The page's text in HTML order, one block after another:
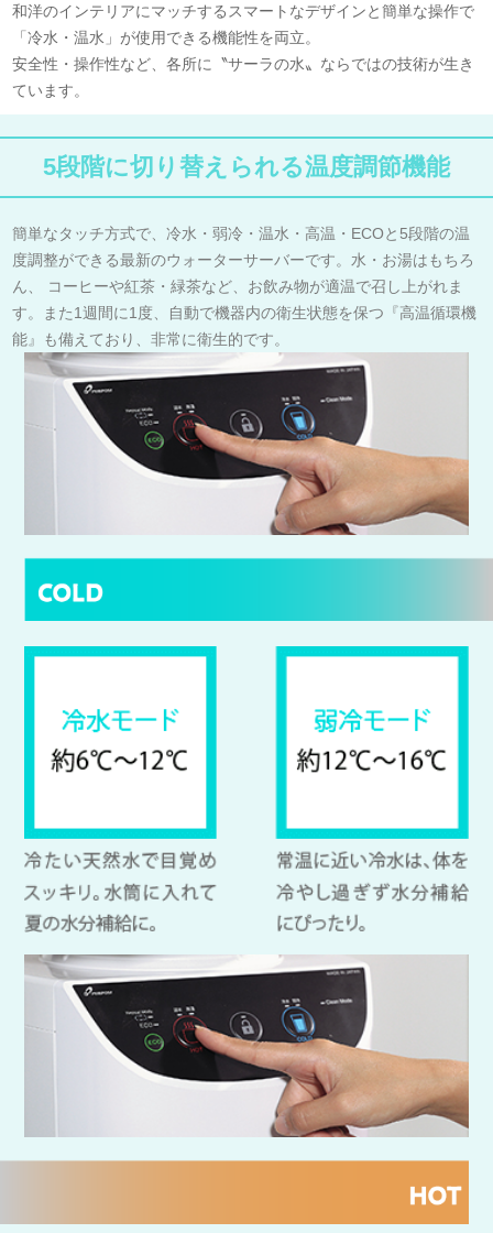
和洋のインテリアにマッチするスマートなデザインと簡単な操作で
「冷水・温水」が使用できる機能性を両立。
安全性・操作性など、各所に〝サーラの水〟ならではの技術が生き
ています。
5段階に切り替えられる温度調節機能
簡単なタッチ方式で、冷水・弱冷・温水・高温・ECOと5段階の温
度調整ができる最新のウォーターサーバーです。水・お湯はもちろ
ん、 コーヒーや紅茶・緑茶など、お飲み物が適温で召し上がれま
す。また1週間に1度、自動で機器内の衛生状態を保つ『高温循環機
能』も備えており、非常に衛生的です。